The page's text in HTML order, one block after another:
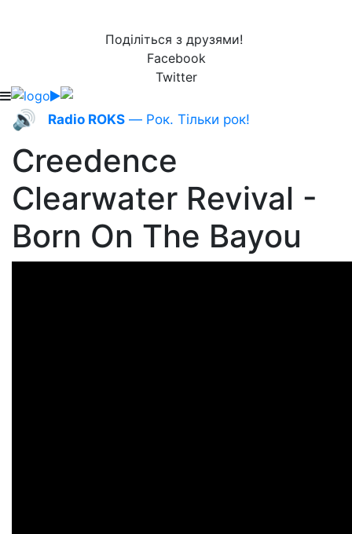
Поділіться з друзями!
Facebook
Twitter
🔊 Radio ROKS — Рок. Тільки рок!
Creedence
Clearwater Revival -
Born On The Bayou